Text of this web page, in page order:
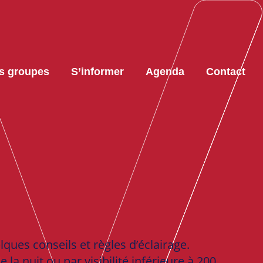
groupes S’informer Agenda Contact
conseils et règles d’éclairage.